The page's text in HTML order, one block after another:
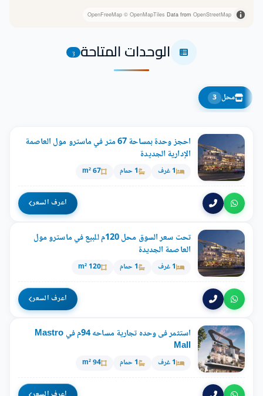
OpenFreeMap © OpenMapTiles Data from OpenStreetMap
الوحدات المتاحة 3
محل 3
احجز وحدة بمساحة 67 متر في ماسترو مول العاصمة
الإدارية الجديدة
1 غرف 1 حمام 67 m²
اعرف السعر
تحت سعر السوق محل 120م للبيع في ماسترو مول
العاصمة الجديدة
1 غرف 1 حمام 120 m²
اعرف السعر
استثمر فى وحده تجارية مساحه 94م في Mastro
Mall
1 غرف 1 حمام 94 m²